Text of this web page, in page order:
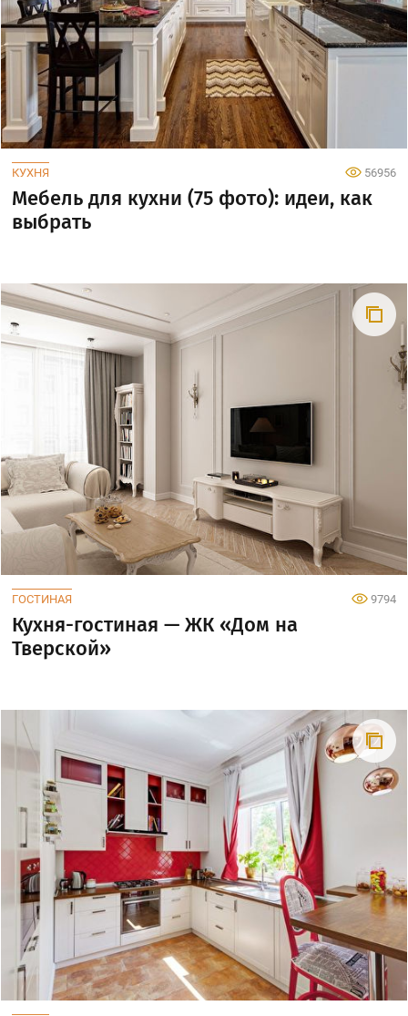
КУХНЯ 56956
Мебель для кухни (75 фото): идеи, как
выбрать
ГОСТИНАЯ 9794
Кухня-гостиная — ЖК «Дом на
Тверской»